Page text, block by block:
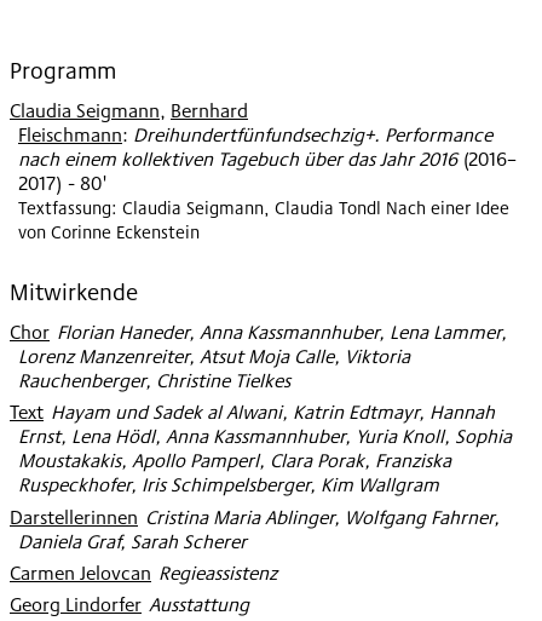
Programm
Claudia Seigmann, Bernhard
Fleischmann: Dreihundertfünfundsechzig+. Performance
nach einem kollektiven Tagebuch über das Jahr 2016 (2016–
2017) - 80'
Textfassung: Claudia Seigmann, Claudia Tondl Nach einer Idee
von Corinne Eckenstein
Mitwirkende
Chor
: Florian Haneder, Anna Kassmannhuber, Lena Lammer,
Lorenz Manzenreiter, Atsut Moja Calle, Viktoria
Rauchenberger, Christine Tielkes
Text
: Hayam und Sadek al Alwani, Katrin Edtmayr, Hannah
Ernst, Lena Hödl, Anna Kassmannhuber, Yuria Knoll, Sophia
Moustakakis, Apollo Pamperl, Clara Porak, Franziska
Ruspeckhofer, Iris Schimpelsberger, Kim Wallgram
Darstellerinnen: Cristina Maria Ablinger, Wolfgang Fahrner,
Daniela Graf, Sarah Scherer
Carmen Jelovcan: Regieassistenz
Georg Lindorfer
: Ausstattung